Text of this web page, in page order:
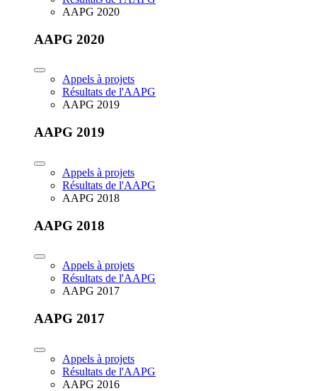
AAPG 2020
AAPG 2020
Appels à projets
Résultats de l'AAPG
AAPG 2019
AAPG 2019
Appels à projets
Résultats de l'AAPG
AAPG 2018
AAPG 2018
Appels à projets
Résultats de l'AAPG
AAPG 2017
AAPG 2017
Appels à projets
Résultats de l'AAPG
AAPG 2016